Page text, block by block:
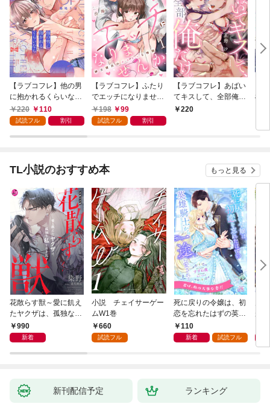
【ラブコフレ】他の男
に抱かれるくらいなら
－幼馴染のこじらせ愛
－ act.1
220 110
試読フル 割引
【ラブコフレ】ふたり
でエッチになりません
か -紳士彼氏のオモチ
ャな特訓- act.1
198 99
試読フル 割引
【ラブコフレ】あばい
てキスして、全部俺だ
け。 act.1
220
様
TL小説のおすすめ本 もっと見る
花散らす獣～愛に飢え
たヤクザは、孤独な私
をかき乱す～
990
新着
小説 チェイサーゲー
ムW1巻
660
試読フル
死に戻りの令嬢は、初
恋を忘れたはずの英雄
騎士から一途に愛され
る【１】
110
新着 試読フル
が
誘
新刊配信予定 ランキング